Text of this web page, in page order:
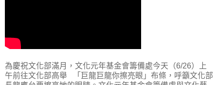
為慶祝文化部滿月，文化元年基金會籌備處今天（6/26）上
午前往文化部高舉 「巨龍巨龍你擦亮眼」布條，呼籲文化部